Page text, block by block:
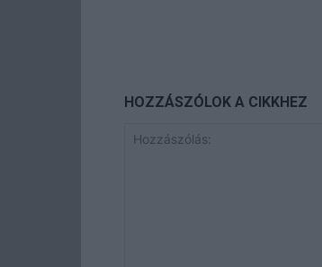
HOZZÁSZÓLOK A CIKKHEZ